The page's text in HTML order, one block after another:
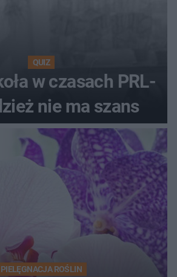
QUIZ
w czasach PRL-
nie ma szans
PIELĘGNACJA ROŚLIN